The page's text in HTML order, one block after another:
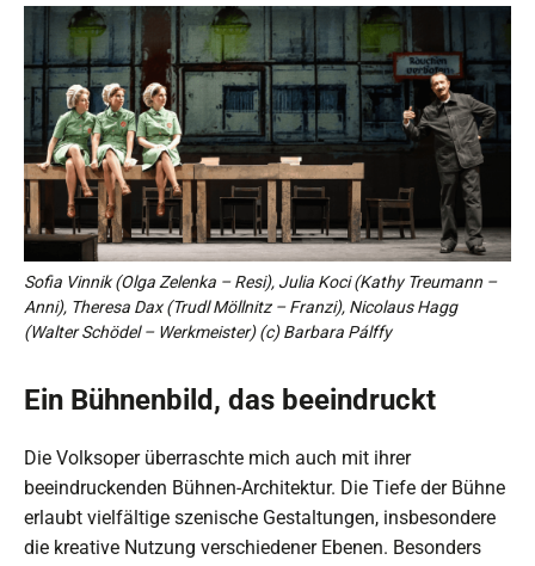
Sofia Vinnik (Olga Zelenka – Resi), Julia Koci (Kathy Treumann –
Anni), Theresa Dax (Trudl Möllnitz – Franzi), Nicolaus Hagg
(Walter Schödel – Werkmeister) (c) Barbara Pálffy
Ein Bühnenbild, das beeindruckt
Die Volksoper überraschte mich auch mit ihrer
beeindruckenden Bühnen-Architektur. Die Tiefe der Bühne
erlaubt vielfältige szenische Gestaltungen, insbesondere
die kreative Nutzung verschiedener Ebenen. Besonders